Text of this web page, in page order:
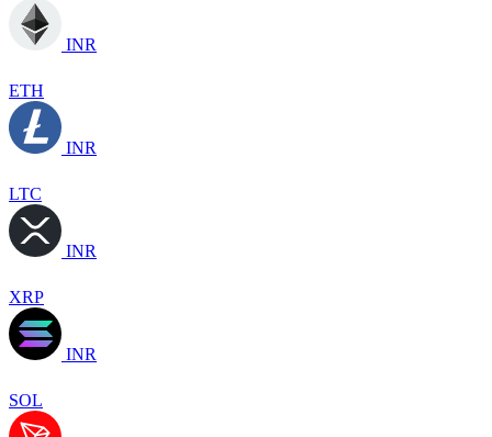
INR
ETH
INR
LTC
INR
XRP
INR
SOL